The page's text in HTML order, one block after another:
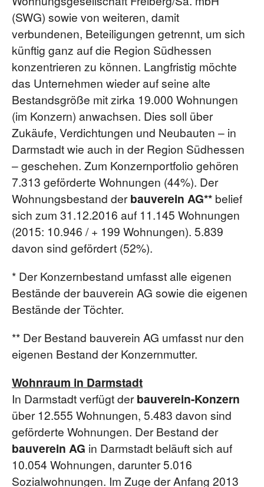
(SWG) sowie von weiteren, damit
verbundenen, Beteiligungen getrennt, um sich
künftig ganz auf die Region Südhessen
konzentrieren zu können. Langfristig möchte
das Unternehmen wieder auf seine alte
Bestandsgröße mit zirka 19.000 Wohnungen
(im Konzern) anwachsen. Dies soll über
Zukäufe, Verdichtungen und Neubauten – in
Darmstadt wie auch in der Region Südhessen
– geschehen. Zum Konzernportfolio gehören
7.313 geförderte Wohnungen (44%). Der
Wohnungsbestand derbauverein AG** belief
sich zum 31.12.2016 auf 11.145 Wohnungen
(2015: 10.946 / + 199 Wohnungen). 5.839
davon sind gefördert (52%).
* Der Konzernbestand umfasst alle eigenen
Bestände der bauverein AG sowie die eigenen
Bestände der Töchter.
** Der Bestand bauverein AG umfasst nur den
eigenen Bestand der Konzernmutter.
Wohnraum in Darmstadt
In Darmstadt verfügt derbauverein-Konzern
über 12.555 Wohnungen, 5.483 davon sind
geförderte Wohnungen. Der Bestand der
bauverein AG in Darmstadt beläuft sich auf
10.054 Wohnungen, darunter 5.016
Sozialwohnungen. Im Zuge der Anfang 2013